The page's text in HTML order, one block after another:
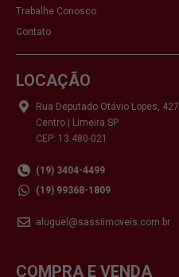
Trabalhe Conosco
Contato
LOCAÇÃO
Rua Deputado Otávio Lopes, 427
Centro | Limeira SP
CEP: 13.480-021
(19) 3404-4499
(19) 99368-1809
aluguel@sassiimoveis.com.br
COMPRA E VENDA